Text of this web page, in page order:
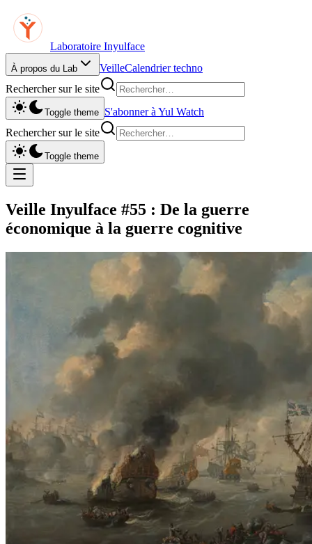
Laboratoire Inyulface
À propos du Lab VeilleCalendrier techno
Rechercher sur le site
Toggle theme S'abonner à Yul Watch
Rechercher sur le site
Toggle theme
Veille Inyulface #55 : De la guerre
économique à la guerre cognitive